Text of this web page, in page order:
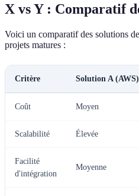
X vs Y : Comparatif
Voici un comparatif des solutions
projets matures :
Critère Solution A (AWS)
Coût Moyen
Scalabilité Élevée
Facilité
d'intégration
Moyenne